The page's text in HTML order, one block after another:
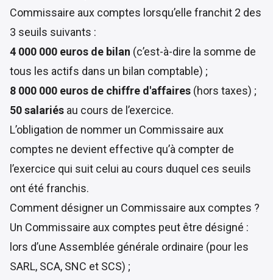
Commissaire aux comptes lorsqu’elle franchit 2 des
3 seuils suivants :
4 000 000 euros de bilan (c’est-à-dire la somme de
tous les actifs dans un bilan comptable) ;
8 000 000 euros de chiffre d'affaires (hors taxes) ;
50 salariés au cours de l’exercice.
L’obligation de nommer un Commissaire aux
comptes ne devient effective qu’à compter de
l’exercice qui suit celui au cours duquel ces seuils
ont été franchis.
Comment désigner un Commissaire aux comptes ?
Un Commissaire aux comptes peut être désigné :
lors d’une Assemblée générale ordinaire (pour les
SARL, SCA, SNC et SCS) ;